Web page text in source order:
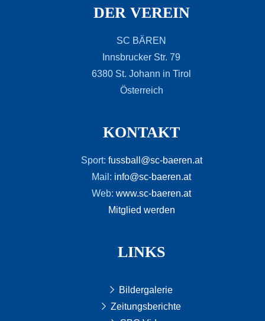
DER VEREIN
SC BÄREN
Innsbrucker Str. 79
6380 St. Johann in Tirol
Österreich
KONTAKT
Sport: fussball@sc-baeren.at
Mail: info@sc-baeren.at
Web: www.sc-baeren.at
Mitglied werden
LINKS
Bildergalerie
Zeitungsberichte